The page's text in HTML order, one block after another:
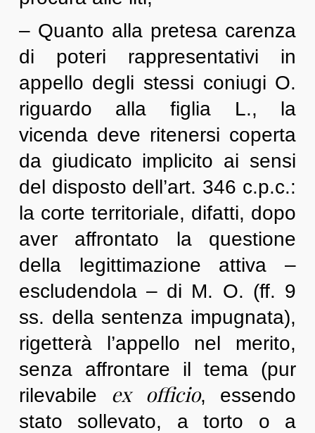
– Quanto alla pretesa carenza
di poteri rappresentativi in
appello degli stessi coniugi O.
riguardo alla figlia L., la
vicenda deve ritenersi coperta
da giudicato implicito ai sensi
del disposto dell’art. 346 c.p.c.:
la corte territoriale, difatti, dopo
aver affrontato la questione
della legittimazione attiva –
escludendola – di M. O. (ff. 9
ss. della sentenza impugnata),
rigetterà l’appello nel merito,
senza affrontare il tema (pur
rilevabile ex officio, essendo
stato sollevato, a torto o a